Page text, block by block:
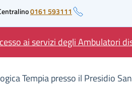
0161 593111
ai servizi degli Ambulatori
Tempia presso il Presidio